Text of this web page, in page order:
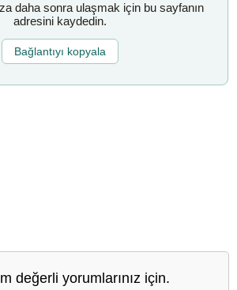
daha sonra ulaşmak için bu sayfanın
adresini kaydedin.
Bağlantıyı kopyala
değerli yorumlarınız için.